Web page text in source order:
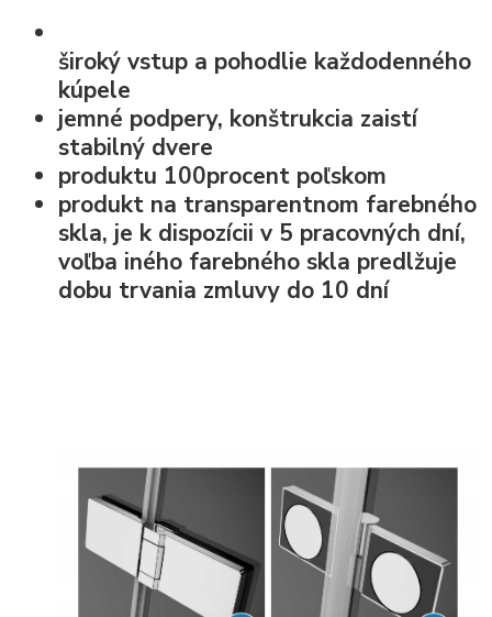
široký vstup a pohodlie každodenného
kúpele
jemné podpery, konštrukcia zaistí
stabilný dvere
produktu 100procent poľskom
produkt na transparentnom farebného
skla, je k dispozícii v 5 pracovných dní,
voľba iného farebného skla predlžuje
dobu trvania zmluvy do 10 dní